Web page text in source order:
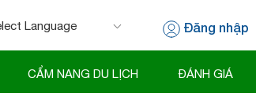
Đăng nhập
CẨM NANG DU LỊCH ĐÁNH GIÁ